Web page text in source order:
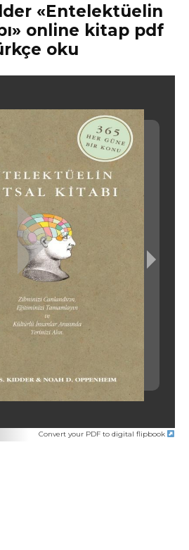
«Entelektüelin
online kitap pdf
oku
Convert your PDF to digital flipbook